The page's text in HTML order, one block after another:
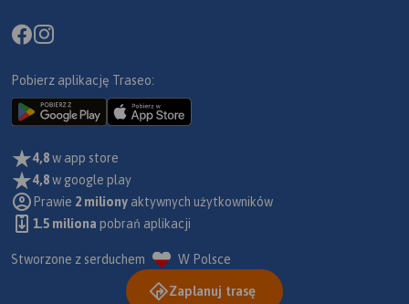
Pobierz aplikację Traseo:
4,8w app store
4,8w google play
Prawie 2 miliony aktywnych użytkowników
1.5 miliona pobrań aplikacji
Stworzone z serduchem W Polsce
Zaplanuj trasę